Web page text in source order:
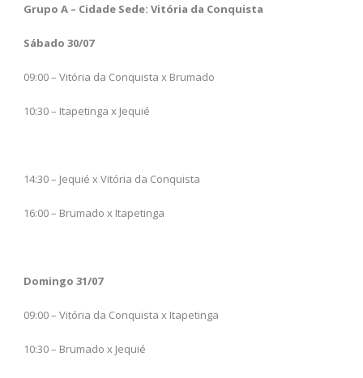
Grupo A – Cidade Sede: Vitória da Conquista
Sábado 30/07
09:00 – Vitória da Conquista x Brumado
10:30 – Itapetinga x Jequié
14:30 – Jequié x Vitória da Conquista
16:00 – Brumado x Itapetinga
Domingo 31/07
09:00 – Vitória da Conquista x Itapetinga
10:30 – Brumado x Jequié